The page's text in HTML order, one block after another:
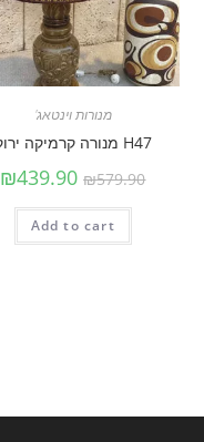
מנורות וינטאג'
H47 מנורה קרמיקה ירוק
₪579.90
₪439.90
Add to cart